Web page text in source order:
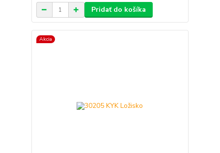
Pridať do košíka
Akcia